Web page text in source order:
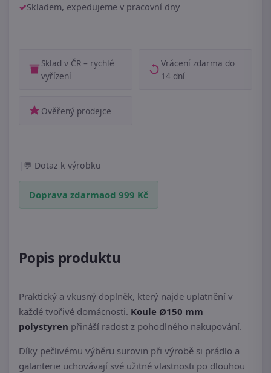
Skladem, expedujeme v pracovní dny
Sklad v ČR – rychlé
vyřízení
Vrácení zdarma do
14 dní
Ověřený prodejce
Dotaz k výrobku
Doprava zdarmaod 999 Kč
Popis produktu
Praktický a vkusný doplněk, který najde uplatnění v
každé tvořivé domácnosti. Koule Ø150 mm
polystyren přináší radost z pohodlného nakupování.
Díky pečlivému výběru surovin při výrobě si prádlo a
galanterie uchovávají své užitné vlastnosti po dlouhou